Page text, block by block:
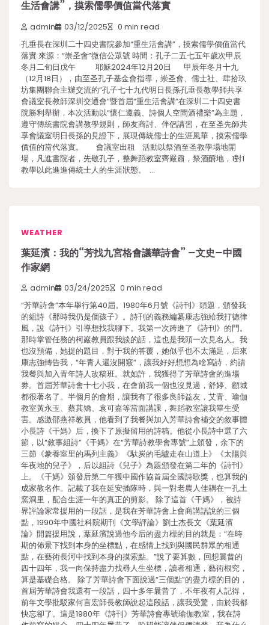
生活會講”，摸索儒學價值當代落實
admin 03/12/2025 0 min read
孔垂長在深圳二十四史書院參加“重生活會講”，摸索儒學價值當代
落實 來源：“崇圣會”微信公眾號 時間：孔子二五七五年歲次甲辰
冬月二旬日戊午 耶穌2024年12月20日 甲辰年冬月十九
（12月18日），由至圣孔子基金會指導，崇圣會、儒士社、肆拾玖
坊集團聯合主辦交流的“孔子七十九代明日長孫孔垂長教學師共享
會議室長教師深圳交通會”暨首屆“重生活會講”在深圳二十四史書
院勝利舉辦，本次活動以“懷仁遵義、詩個人空間酒禮樂”為主題，
遵守傳統書院會講教學規則，師友商討、伴侶講習，在至圣先師共
享會議室明日長孫的見證下，展現傳統儒士的生涯風華，摸索儒學
價值的當代落實。 會議室出租 活動以祭酒至圣教學場地開
場，凡進書院者，先敬孔子，整舞蹈教室齊嚴肅，祭酒酹地，1對1
教學以此進進傳統士人的生涯狀態。 …
WEATHER
葉延濱：我的“芳找九宮格會議華詩會” –文史–中國
作家網
admin 03/24/2025 0 min read
“芳華詩會”本年舉行第40屆。1980年6月號《詩刊》頭題，頒發我
的組詩《那時我仍是個孩子》。詩刊的義務編纂康志強給我打德律
風，說《詩刊》引導想找我聊下。我第一次跨進了《詩刊》的門。
那時掌管任務的柯巖教員跟我談的話，這也是我頭一次見名人。我
也沒預備，她提的題目，對于我的答覆，她似乎也不太滿足，后來
康志強轉告我，“年青人還沒開竅”，讓我好好想想為啥寫詩，約請
我餐與加入青年詩人改稿班。就如許，我獲得了芳華詩會的進場
券。首屆芳華詩會十七小我，在會前我一個也沒見過，舒婷、顧城
都很著名了。半個月的會期，讓我有了很多良師益友，艾青、瑜伽
教室黃永玉、蔡其矯、袁可嘉等當面講課，舞蹈教室讓我畢生受
害。感激邵燕祥教員，他看到了我餐與加入芳華詩會補交的敘事體
小長詩《干媽》后，換下了原擬留用的詩稿。他從小長詩中選了六
節，以“敘事組詩”《干媽》在“芳華詩教學會專號”上頒發，余下的
三節《豢養室里的馬列主義》《馱炭的毛驢走在山道上》《太陽與
年夜地的兒子》，后以組詩《兒子》為題頒發在第二年的《詩刊》
上。《干媽》頒發后第二年獲中國作協首屆全國詩歌獎，也算我的
成家教名作。記載了我在延安插隊時，與一對老農人佳耦在一孔土
窯洞里，配合生涯一年的真正的剪影。 除了這首《干媽》，被詩
界評論家常援用的一段話，是我在芳華詩會上會商講話說的三個
點，1990年中國社科院期刊《文學評論》劉士杰長文《葉延濱
論》開篇援用說，葉延濱說過他今后的盡力標的目的就是：“在時
期的佈景下找到本身的坐標點，在感情上找到與國民群眾的相通
點，在藝術長河中找到本身的摸索點。”說了要算數，回想曩昔的
四十四年，我一向保持盡力找尋人生坐標，讀者相通，藝術根究，
算是基礎合格。 除了芳華詩會下面說過“三個點”的盡力標的目的，
首屆芳華詩會我還有一段話，四十多年曩昔了，不年夜有人記得，
前年文學批駁家何言宏師長教師說起這段話，讓我受驚，由於我都
快忘卻了。這是1980年《詩刊》芳華詩會專號瑜伽教室，我在詩